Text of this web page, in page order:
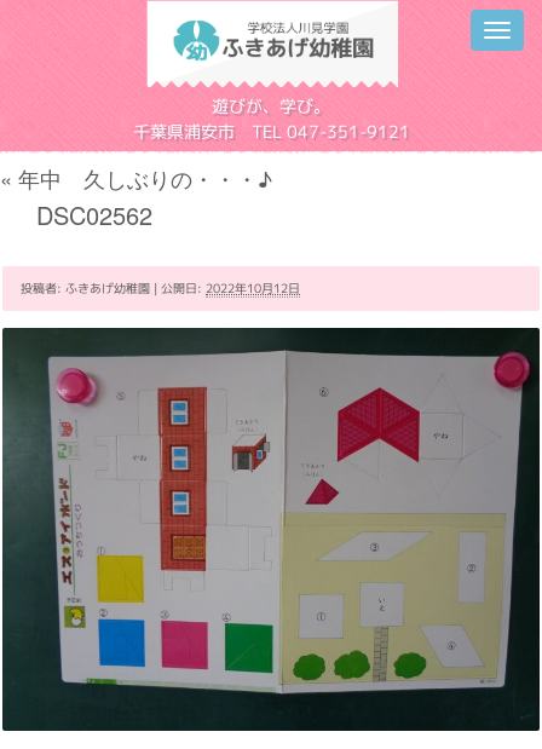
遊びが、学び。
千葉県浦安市 TEL 047-351-9121
« 年中 久しぶりの・・・♪
DSC02562
投稿者: ふきあげ幼稚園 | 公開日: 2022年10月12日